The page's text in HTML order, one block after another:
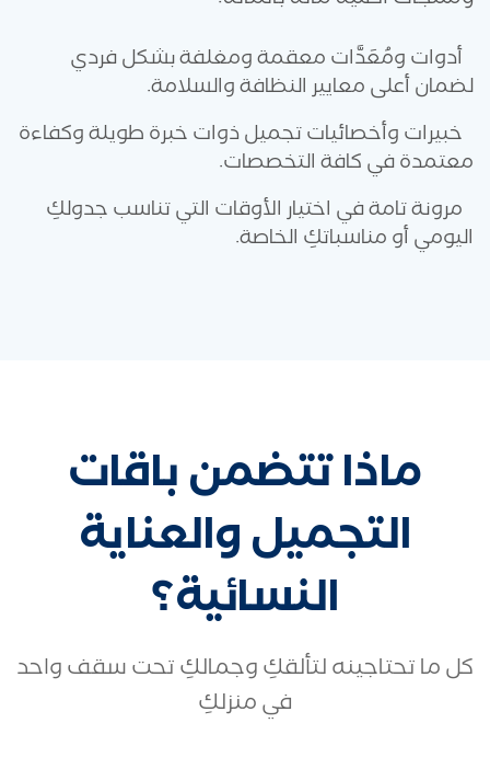
أدوات ومُعَدَّات معقمة ومغلفة بشكل فردي
لضمان أعلى معايير النظافة والسلامة.
خبيرات وأخصائيات تجميل ذوات خبرة طويلة وكفاءة
معتمدة في كافة التخصصات.
مرونة تامة في اختيار الأوقات التي تناسب جدولكِ
اليومي أو مناسباتكِ الخاصة.
ماذا تتضمن باقات
التجميل والعناية
النسائية؟
كل ما تحتاجينه لتألقكِ وجمالكِ تحت سقف واحد
في منزلكِ